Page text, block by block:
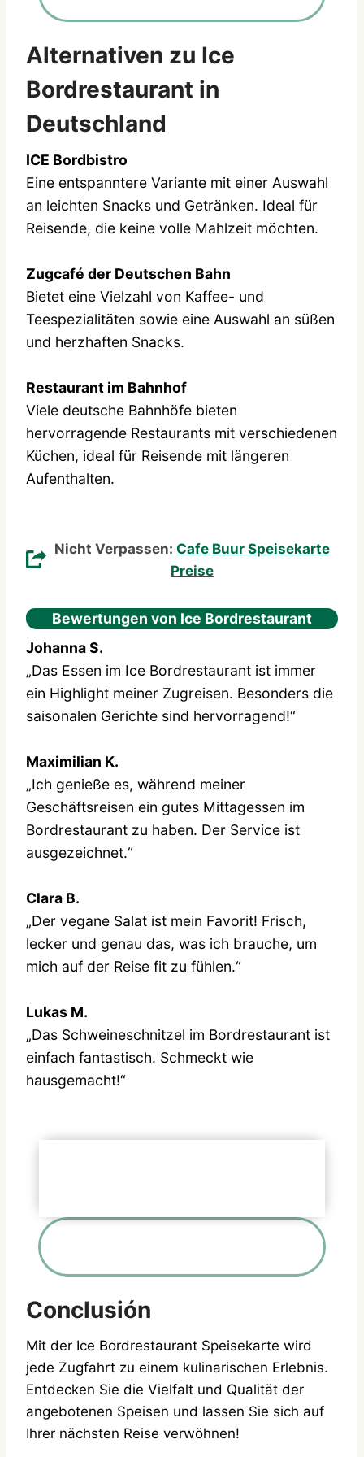
Alternativen zu Ice
Bordrestaurant in
Deutschland
ICE Bordbistro
Eine entspanntere Variante mit einer Auswahl
an leichten Snacks und Getränken. Ideal für
Reisende, die keine volle Mahlzeit möchten.
Zugcafé der Deutschen Bahn
Bietet eine Vielzahl von Kaffee- und
Teespezialitäten sowie eine Auswahl an süßen
und herzhaften Snacks.
Restaurant im Bahnhof
Viele deutsche Bahnhöfe bieten
hervorragende Restaurants mit verschiedenen
Küchen, ideal für Reisende mit längeren
Aufenthalten.
Nicht Verpassen: Cafe Buur Speisekarte
Preise
Bewertungen von Ice Bordrestaurant
Johanna S.
„Das Essen im Ice Bordrestaurant ist immer
ein Highlight meiner Zugreisen. Besonders die
saisonalen Gerichte sind hervorragend!“
Maximilian K.
„Ich genieße es, während meiner
Geschäftsreisen ein gutes Mittagessen im
Bordrestaurant zu haben. Der Service ist
ausgezeichnet.“
Clara B.
„Der vegane Salat ist mein Favorit! Frisch,
lecker und genau das, was ich brauche, um
mich auf der Reise fit zu fühlen.“
Lukas M.
„Das Schweineschnitzel im Bordrestaurant ist
einfach fantastisch. Schmeckt wie
hausgemacht!“
Conclusión
Mit der Ice Bordrestaurant Speisekarte wird
jede Zugfahrt zu einem kulinarischen Erlebnis.
Entdecken Sie die Vielfalt und Qualität der
angebotenen Speisen und lassen Sie sich auf
Ihrer nächsten Reise verwöhnen!